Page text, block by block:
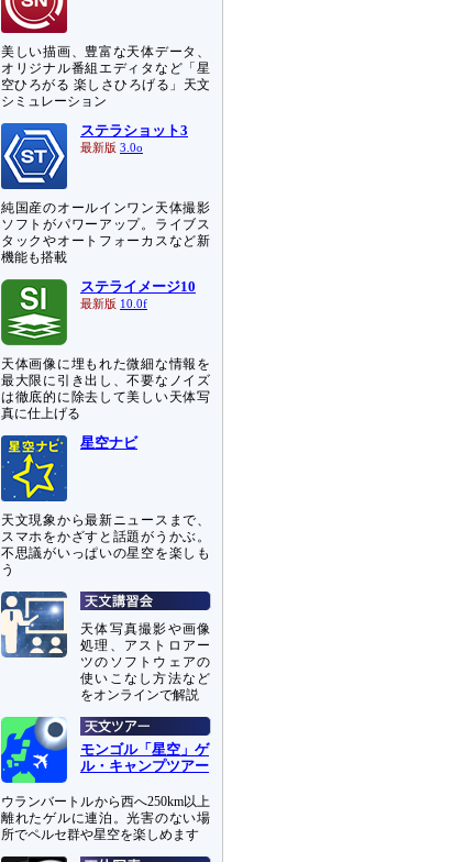
美しい描画、豊富な天体データ、
オリジナル番組エディタなど「星
空ひろがる 楽しさひろげる」天文
シミュレーション
ステラショット3
最新版 3.0o
純国産のオールインワン天体撮影
ソフトがパワーアップ。ライブス
タックやオートフォーカスなど新
機能も搭載
ステライメージ10
最新版 10.0f
天体画像に埋もれた微細な情報を
最大限に引き出し、不要なノイズ
は徹底的に除去して美しい天体写
真に仕上げる
星空ナビ
天文現象から最新ニュースまで、
スマホをかざすと話題がうかぶ。
不思議がいっぱいの星空を楽しも
う
天体写真撮影や画像
処理、アストロアー
ツのソフトウェアの
使いこなし方法など
をオンラインで解説
モンゴル「星空」ゲ
ル・キャンプツアー
ウランバートルから西へ250km以上
離れたゲルに連泊。光害のない場
所でペルセ群や星空を楽しめます